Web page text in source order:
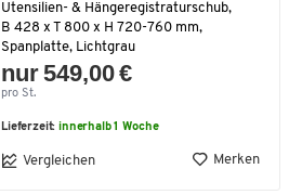
Utensilien- & Hängeregistraturschub,
B 428 x T 800 x H 720-760 mm,
Spanplatte, Lichtgrau
nur 549,00 €
pro St.
Lieferzeit:innerhalb 1 Woche
Vergleichen Merken